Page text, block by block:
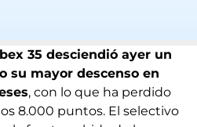
35 desciendió ayer un
su mayor descenso en
, con lo que ha perdido
8.000 puntos. El selectivo